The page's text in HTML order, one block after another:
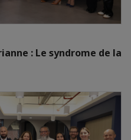
: Le syndrome de la